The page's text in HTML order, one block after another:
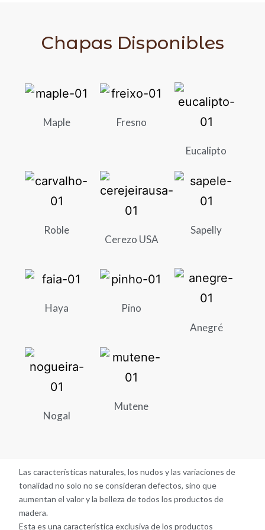
Chapas Disponibles
Maple Fresno
Eucalipto
Roble
Cerezo USA
Sapelly
Haya
Pino
Anegré
Nogal
Mutene
Las características naturales, los nudos y las variaciones de
tonalidad no solo no se consideran defectos, sino que
aumentan el valor y la belleza de todos los productos de
madera.
Esta es una característica exclusiva de los productos